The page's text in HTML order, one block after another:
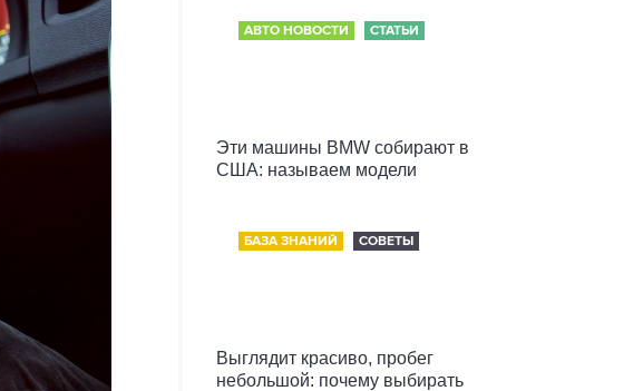
АВТО НОВОСТИ СТАТЬИ
Эти машины BMW собирают в
США: называем модели
БАЗА ЗНАНИЙ СОВЕТЫ
Выглядит красиво, пробег
небольшой: почему выбирать